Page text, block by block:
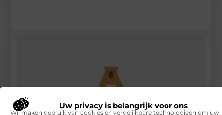
Uw privacy is belangrijk voor ons
Wij maken gebruik van cookies en vergelijkbare technologieën om uw